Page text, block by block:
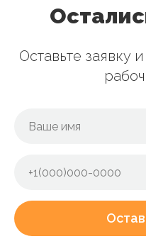
Оставьте заявку